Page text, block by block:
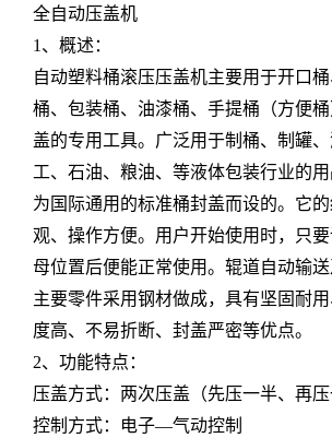
全自动压盖机
1、概述：
自动塑料桶滚压压盖机主要用于开口
桶、包装桶、油漆桶、手提桶（方便
盖的专用工具。广泛用于制桶、制罐、
工、石油、粮油、等液体包装行业的用
为国际通用的标准桶封盖而设的。它
观、操作方便。用户开始使用时，只
母位置后便能正常使用。辊道自动输送
主要零件采用钢材做成，具有坚固耐
度高、不易折断、封盖严密等优点。
2、功能特点：
压盖方式：两次压盖（先压一半、再压
控制方式：电子—气动控制